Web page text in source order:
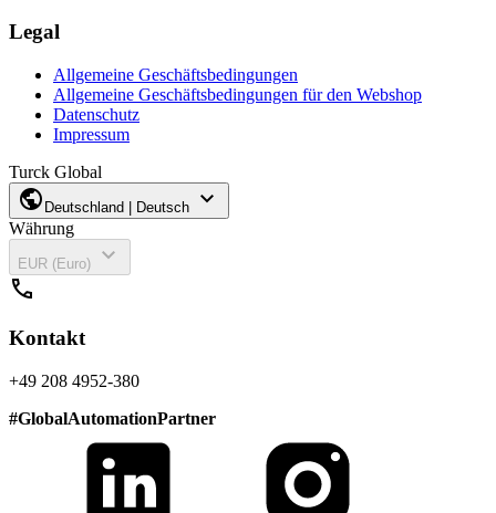
Legal
Allgemeine Geschäftsbedingungen
Allgemeine Geschäftsbedingungen für den Webshop
Datenschutz
Impressum
Turck Global
public Deutschland | Deutsch expand_more
Währung
EUR (Euro)
expand_more
call
Kontakt
+49 208 4952-380
#GlobalAutomationPartner